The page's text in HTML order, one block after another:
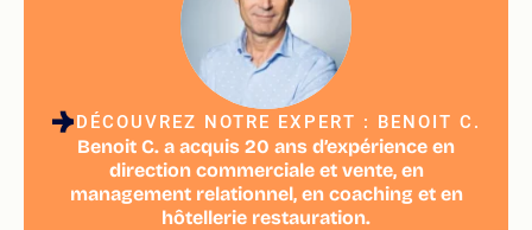
DÉCOUVREZ NOTRE EXPERT : BENOIT C.
Benoit C. a acquis 20 ans d’expérience en
direction commerciale et vente, en
management relationnel, en coaching et en
hôtellerie restauration.